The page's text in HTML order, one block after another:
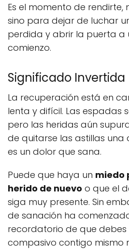
Es el momento de
sino para dejar de luchar
perdida y abrir la puerta a
comienzo.
Significado Invertida
La recuperación está en
lenta y difícil. Las espadas
pero las heridas aún
de quitarse las astillas una
es un dolor que sana.
Puede que haya un miedo
herido de nuevo o que el
siga muy presente. Sin
de sanación ha
recordatorio de que debes
compasivo contigo mismo